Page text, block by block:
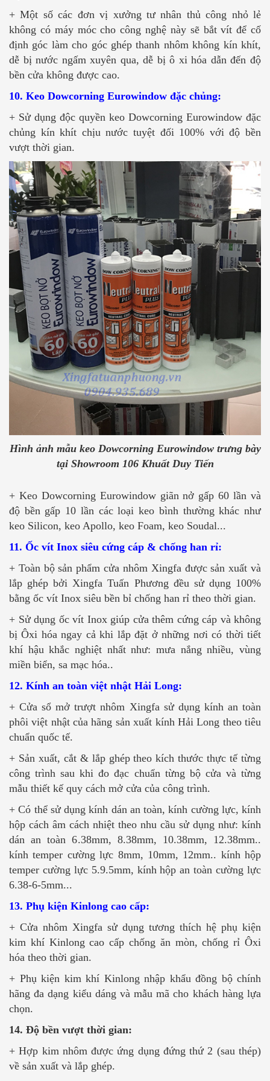
+ Một số các đơn vị xưởng tư nhân thủ công nhỏ lẻ
không có máy móc cho công nghệ này sẽ bắt vít để cố
định góc làm cho góc ghép thanh nhôm không kín khít,
dễ bị nước ngấm xuyên qua, dễ bị ô xi hóa dẫn đến độ
bền cửa không được cao.
10. Keo Dowcorning Eurowindow đặc chủng:
+ Sử dụng độc quyền keo Dowcorning Eurowindow đặc
chủng kín khít chịu nước tuyệt đối 100% với độ bền
vượt thời gian.
Hình ảnh mẫu keo Dowcorning Eurowindow trưng bày
tại Showroom 106 Khuất Duy Tiến
+ Keo Dowcorning Eurowindow giãn nở gấp 60 lần và
độ bền gấp 10 lần các loại keo bình thường khác như
keo Silicon, keo Apollo, keo Foam, keo Soudal...
11. Ốc vít Inox siêu cứng cáp & chống han rỉ:
+ Toàn bộ sản phẩm cửa nhôm Xingfa được sản xuất và
lắp ghép bởi Xingfa Tuấn Phương đều sử dụng 100%
bằng ốc vít Inox siêu bền bỉ chống han rỉ theo thời gian.
+ Sử dụng ốc vít Inox giúp cửa thêm cứng cáp và không
bị Ôxi hóa ngay cả khi lắp đặt ở những nơi có thời tiết
khí hậu khắc nghiệt nhất như: mưa nắng nhiều, vùng
miền biển, sa mạc hóa..
12. Kính an toàn việt nhật Hải Long:
+ Cửa sổ mở trượt nhôm Xingfa sử dụng kính an toàn
phôi việt nhật của hãng sản xuất kính Hải Long theo tiêu
chuẩn quốc tế.
+ Sản xuất, cắt & lắp ghép theo kích thước thực tế từng
công trình sau khi đo đạc chuẩn từng bộ cửa và từng
mẫu thiết kế quy cách mở cửa của công trình.
+ Có thể sử dụng kính dán an toàn, kính cường lực, kính
hộp cách âm cách nhiệt theo nhu cầu sử dụng như: kính
dán an toàn 6.38mm, 8.38mm, 10.38mm, 12.38mm..
kính temper cường lực 8mm, 10mm, 12mm.. kính hộp
temper cường lực 5.9.5mm, kính hộp an toàn cường lực
6.38-6-5mm...
13. Phụ kiện Kinlong cao cấp:
+ Cửa nhôm Xingfa sử dụng tương thích hệ phụ kiện
kim khí Kinlong cao cấp chống ăn mòn, chống rỉ Ôxi
hóa theo thời gian.
+ Phụ kiện kim khí Kinlong nhập khẩu đồng bộ chính
hãng đa dạng kiểu dáng và mẫu mã cho khách hàng lựa
chọn.
14. Độ bền vượt thời gian:
+ Hợp kim nhôm được ứng dụng đứng thứ 2 (sau thép)
về sản xuất và lắp ghép.